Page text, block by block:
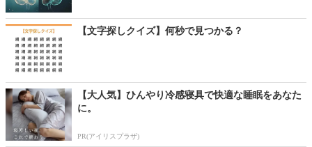
【文字探しクイズ】何秒で見つかる？
【大人気】ひんやり冷感寝具で快適な睡眠をあなた
に。
PR(アイリスプラザ)